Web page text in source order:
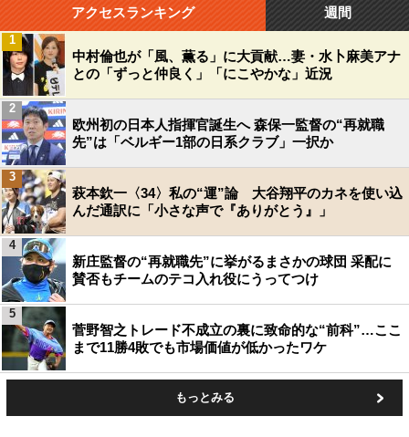
アクセスランキング 週間
中村倫也が「風、薫る」に大貢献…妻・水卜麻美アナ
との「ずっと仲良く」「にこやかな」近況
1
欧州初の日本人指揮官誕生へ 森保一監督の“再就職
先”は「ベルギー1部の日系クラブ」一択か
2
萩本欽一〈34〉私の“運”論 大谷翔平のカネを使い込
んだ通訳に「小さな声で『ありがとう』」
3
新庄監督の“再就職先”に挙がるまさかの球団 采配に
賛否もチームのテコ入れ役にうってつけ
4
菅野智之トレード不成立の裏に致命的な“前科”…ここ
まで11勝4敗でも市場価値が低かったワケ
5
もっとみる